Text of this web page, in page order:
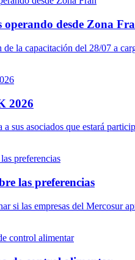
desde Zona
de la capacitación del 28/07 a
2026
sus asociados que estará
las preferencias
si las empresas del Mercosur